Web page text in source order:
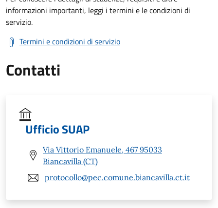
informazioni importanti, leggi i termini e le condizioni di
servizio.
Termini e condizioni di servizio
Contatti
Ufficio SUAP
Via Vittorio Emanuele, 467 95033
Biancavilla (CT)
protocollo@pec.comune.biancavilla.ct.it